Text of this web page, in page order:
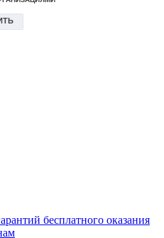
бесплатного оказания